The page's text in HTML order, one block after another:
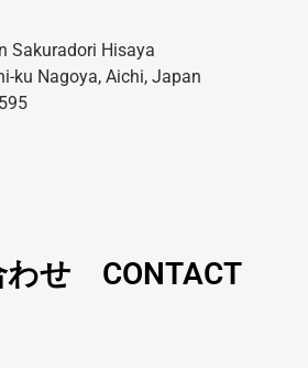
Sakuradori Hisaya
ku Nagoya, Aichi, Japan
わせ CONTACT